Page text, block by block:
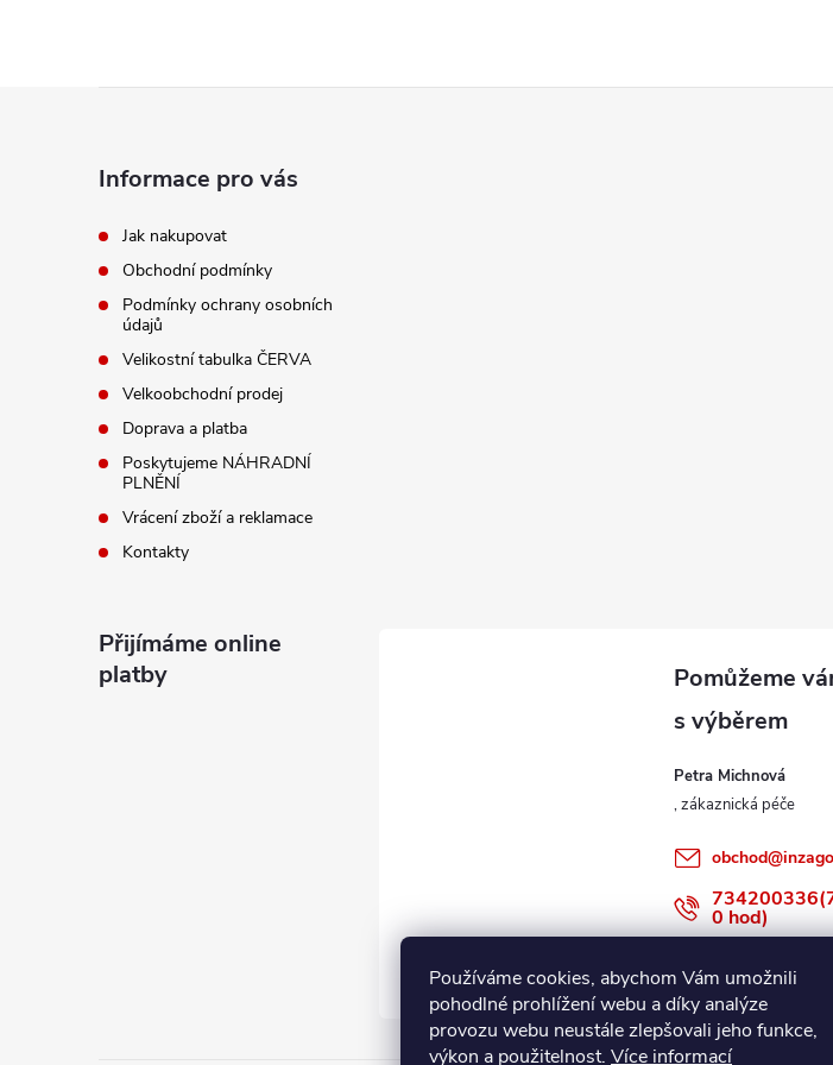
Používáme cookies, abychom Vám umožnili
pohodlné prohlížení webu a díky analýze
provozu webu neustále zlepšovali jeho funkce,
výkon a použitelnost. Více informací
Informace pro vás
Jak nakupovat
Obchodní podmínky
Podmínky ochrany osobních
údajů
Velikostní tabulka ČERVA
Velkoobchodní prodej
Doprava a platba
Poskytujeme NÁHRADNÍ
PLNĚNÍ
Vrácení zboží a reklamace
Kontakty
Přijímáme online
platby
Petra Michnová
obchod@
0 hod)